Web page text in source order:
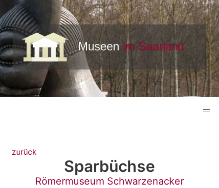
zurück
Sparbüchse
Römermuseum Schwarzenacker